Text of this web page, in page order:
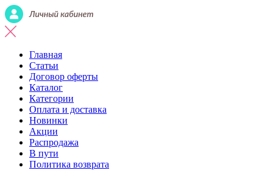
Главная
Статьи
Договор оферты
Каталог
Категории
Оплата и доставка
Новинки
Акции
Распродажа
В пути
Политика возврата